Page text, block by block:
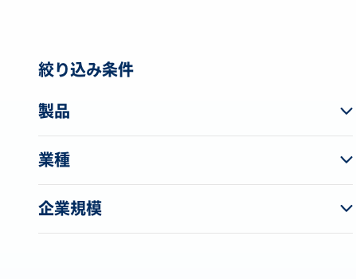
絞り込み条件
製品
業種
企業規模